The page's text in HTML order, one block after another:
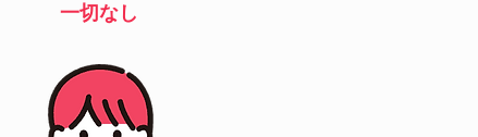
一切なし